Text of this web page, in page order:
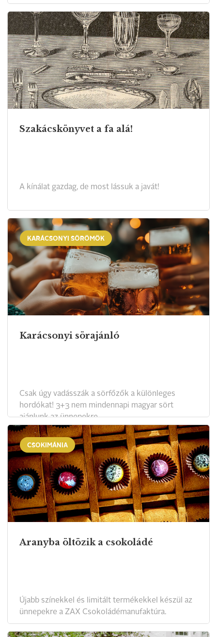
Szakácskönyvet a fa alá!
A kínálat gazdag, de most lássuk a javát!
KARÁCSONYI SÖRÖMÖK
Karácsonyi sörajánló
Csak úgy vadásszák a sörfőzők a különleges
hordókat! 3+3 nem mindennapi magyar sört
ajánlunk az ünnepekre.
CSOKIMÁNIA
Aranyba öltözik a csokoládé
Újabb színekkel és limitált termékekkel készül az
ünnepekre a ZAX Csokoládémanufaktúra.